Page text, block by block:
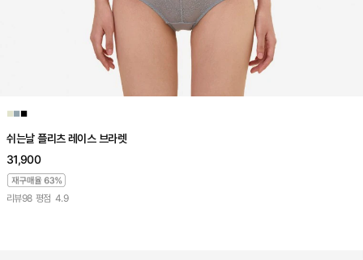
■■■
쉬는날 플리츠 레이스 브라렛
31,900
리뷰98 평점 4.9